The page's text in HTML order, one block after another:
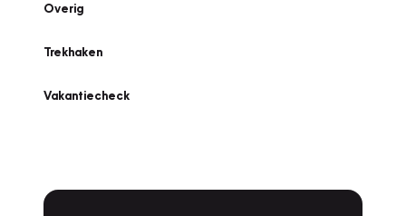
Overig
Trekhaken
Vakantiecheck